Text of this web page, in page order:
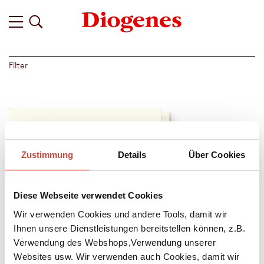
Zustimmung Details Über Cookies
Diese Webseite verwendet Cookies
Wir verwenden Cookies und andere Tools, damit wir
Ihnen unsere Dienstleistungen bereitstellen können, z.B.
Verwendung des Webshops,Verwendung unserer
Websites usw. Wir verwenden auch Cookies, damit wir
Filter